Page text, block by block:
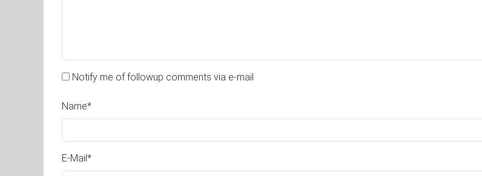
Notify me of followup comments via e-mail
Name*
E-Mail*